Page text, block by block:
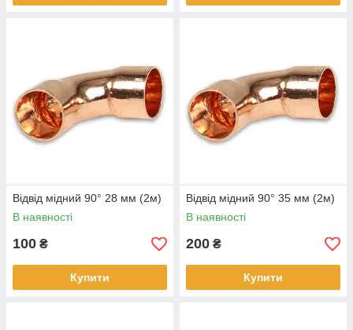
Відвід мідний 90° 28 мм (2м)
В наявності
100 ₴
Купити
Відвід мідний 90° 35 мм (2м)
В наявності
200 ₴
Купити